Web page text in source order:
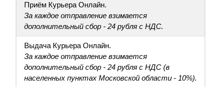
Приём Курьера Онлайн.
За каждое отправление взимается
дополнительный сбор - 24 рубля с НДС.
Выдача Курьера Онлайн.
За каждое отправление взимается
дополнительный сбор - 24 рубля с НДС (в
населенных пунктах Московской области - 10%).